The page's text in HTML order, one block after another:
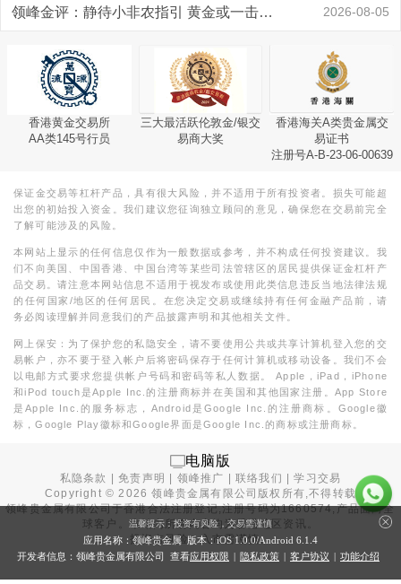
领峰金评：静待小非农指引 黄金或一击破局 2026-08-05
香港黄金交易所
AA类145号行员
三大最活跃伦敦金/银交
易商大奖
香港海关A类贵金属交
易证书
注册号A-B-23-06-00639
保证金交易等杠杆产品，具有很大风险，并不适用于所有投资者。损失可能超
出您的初始投入资金。我们建议您征询独立顾问的意见，确保您在交易前完全
了解可能涉及的风险。
本网站上显示的任何信息仅作为一般数据或参考，并不构成任何投资建议。我
们不向美国、中国香港、中国台湾等某些司法管辖区的居民提供保证金杠杆产
品交易。请注意本网站信息不适用于视发布或使用此类信息违反当地法律法规
的任何国家/地区的任何居民。在您决定交易或继续持有任何金融产品前，请
务必阅读理解并同意我们的产品披露声明和其他相关文件。
网上保安：为了保护您的私隐安全，请不要使用公共或共享计算机登入您的交
易帐户，亦不要于登入帐户后将密码保存于任何计算机或移动设备。我们不会
以电邮方式要求您提供帐户号码和密码等私人数据。 Apple，iPad，iPhone
和iPod touch是Apple Inc.的注册商标并在美国和其他国家注册。App Store
是Apple Inc.的服务标志，Android是Google Inc.的注册商标。Google徽
标，Google Play徽标和Google界面是Google Inc.的商标或注册商标。
电脑版
私隐条款 |免责声明 领峰推广 |联络我们 |学习交易
Copyright ©2026 领峰贵金属有限公司版权所有,不得转载
领峰贵金属有限公司于香港合法注册登记,注册号码为1660574,产品面向全
球客户。本站内所有内容均为香港地区资讯。
投资有风险，入市需谨慎。
温馨提示：投资有风险，交易需谨慎
应用名称：领峰贵金属 版本：iOS 1.0.0/Android 6.1.4
开发者信息：领峰贵金属有限公司 查看应用权限 | 隐私政策 | 客户协议 | 功能介绍